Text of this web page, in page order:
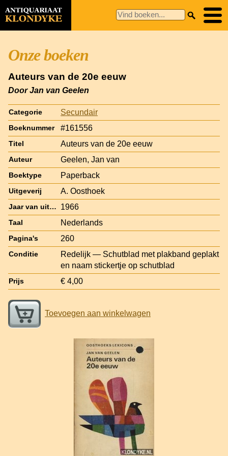
Onze boeken
Auteurs van de 20e eeuw
Door Jan van Geelen
Categorie Secundair
Boeknummer #161556
Titel Auteurs van de 20e eeuw
Auteur Geelen, Jan van
Boektype Paperback
Uitgeverij A. Oosthoek
Jaar van uitgave 1966
Taal Nederlands
Pagina's 260
Conditie
Redelijk — Schutblad met plakband geplakt
en naam stickertje op schutblad
Prijs € 4,00
Toevoegen aan winkelwagen